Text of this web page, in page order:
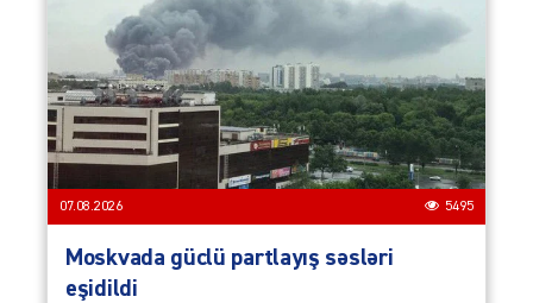
07.08.2026 5495
Moskvada güclü partlayış səsləri
eşidildi